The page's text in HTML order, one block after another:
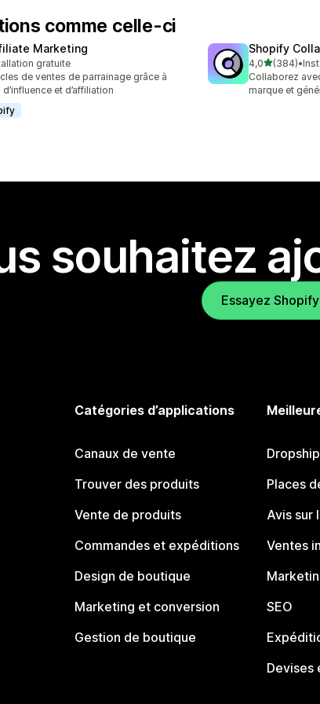
comme celle-ci
Marketing
gratuite
de ventes de parrainage grâce à
et d’affiliation
Shopify
4,0étoile(s) sur
(384)
384 avis au•
Collaborez
marque et
souhaitez
Essayez
Catégories d’applications
Canaux de vente
Trouver des produits
Vente de produits
Commandes et expéditions
Design de boutique
Marketing et conversion
Gestion de boutique
Places
Avis sur
Ventes
SEO
Devises